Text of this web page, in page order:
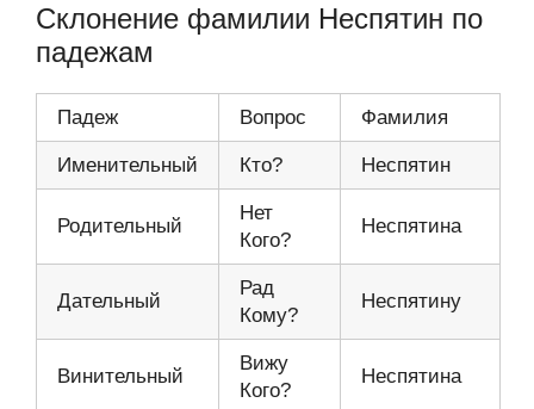
Склонение фамилии Неспятин по
падежам
Падеж Вопрос Фамилия
Именительный Кто? Неспятин
Родительный
Нет
Кого?
Неспятина
Дательный
Рад
Кому?
Неспятину
Винительный
Вижу
Кого?
Неспятина